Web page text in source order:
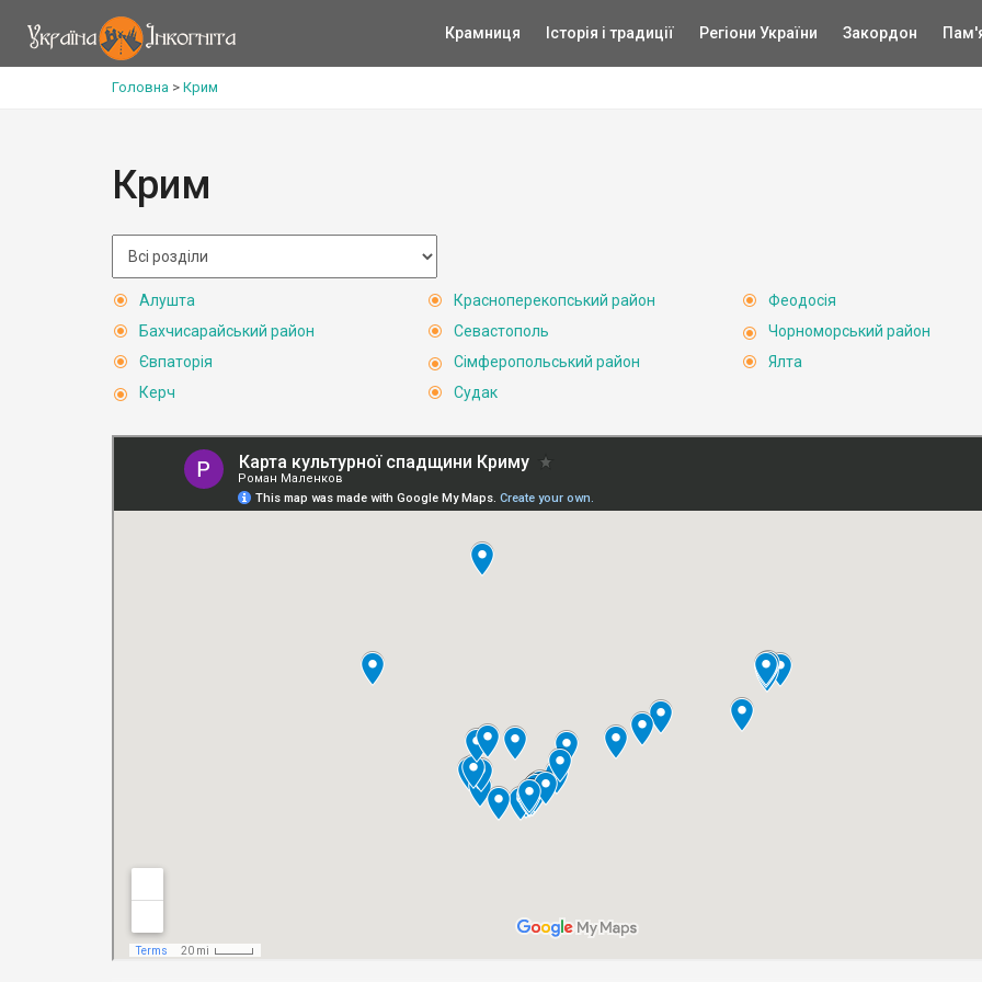
Крамниця Історія і традиції Регіони України Закордон
Головна > Крим
Крим
Алушта
Бахчисарайський район
Євпаторія
Керч
Красноперекопський район
Севастополь
Сімферопольський район
Судак
Феодосія
Чорноморський район
Ялта